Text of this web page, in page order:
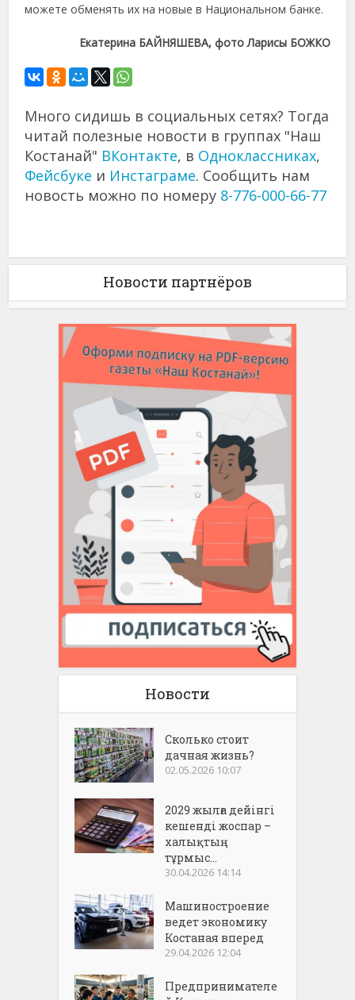
можете обменять их на новые в Национальном банке.
Екатерина БАЙНЯШЕВА, фото Ларисы БОЖКО
Много сидишь в социальных сетях? Тогда
читай полезные новости в группах "Наш
Костанай" ВКонтакте, в Одноклассниках,
Фейсбуке и Инстаграме. Сообщить нам
новость можно по номеру 8-776-000-66-77
Новости партнёров
Новости
Сколько стоит
дачная жизнь?
02.05.2026 10:07
2029 жылға дейінгі
кешенді жоспар –
халықтың
тұрмыс...
30.04.2026 14:14
Машиностроение
ведет экономику
Костаная вперед
29.04.2026 12:04
Предпринимателе